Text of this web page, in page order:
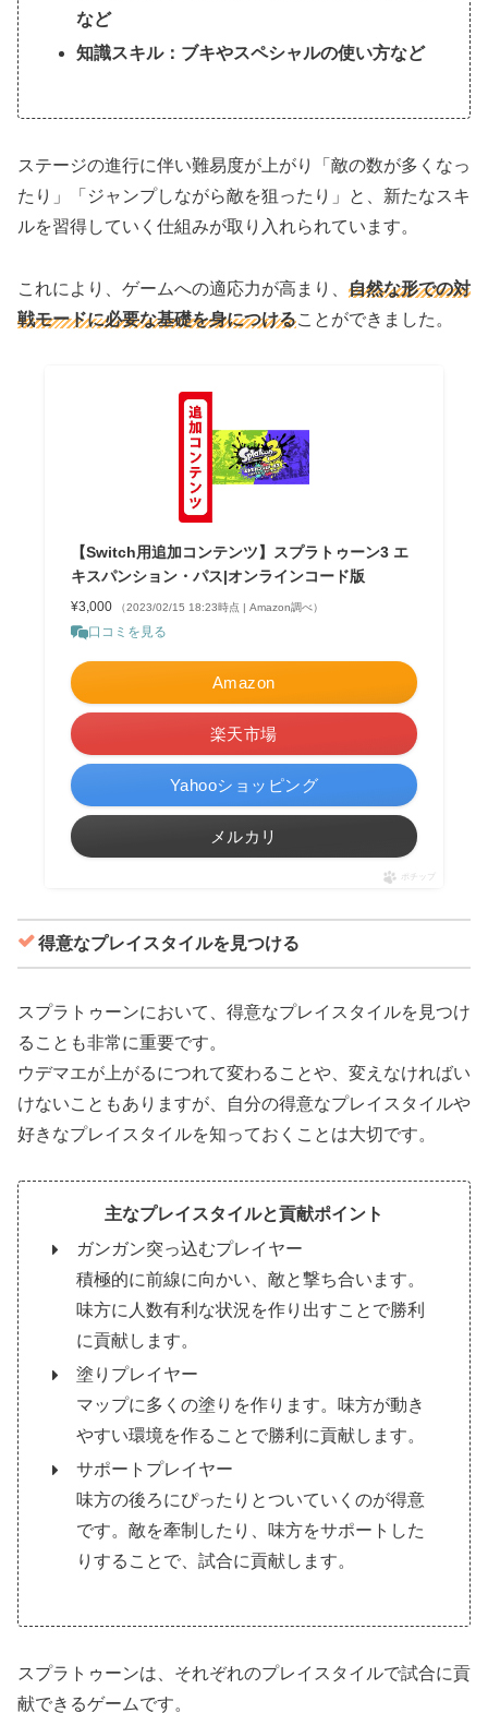
など
知識スキル：ブキやスペシャルの使い方など
ステージの進行に伴い難易度が上がり「敵の数が多くなっ
たり」「ジャンプしながら敵を狙ったり」と、新たなスキ
ルを習得していく仕組みが取り入れられています。
これにより、ゲームへの適応力が高まり、 自然な形での対
戦モードに必要な基礎を身につけることができました。
【Switch用追加コンテンツ】スプラトゥーン3 エ
キスパンション・パス|オンラインコード版
¥3,000 （2023/02/15 18:23時点 | Amazon調べ）
口コミを見る
Amazon
楽天市場
Yahooショッピング
メルカリ
ポチップ
得意なプレイスタイルを見つける
スプラトゥーンにおいて、得意なプレイスタイルを見つけ
ることも非常に重要です。
ウデマエが上がるにつれて変わることや、変えなければい
けないこともありますが、自分の得意なプレイスタイルや
好きなプレイスタイルを知っておくことは大切です。
主なプレイスタイルと貢献ポイント
ガンガン突っ込むプレイヤー
積極的に前線に向かい、敵と撃ち合います。
味方に人数有利な状況を作り出すことで勝利
に貢献します。
塗りプレイヤー
マップに多くの塗りを作ります。味方が動き
やすい環境を作ることで勝利に貢献します。
サポートプレイヤー
味方の後ろにぴったりとついていくのが得意
です。敵を牽制したり、味方をサポートした
りすることで、試合に貢献します。
スプラトゥーンは、それぞれのプレイスタイルで試合に貢
献できるゲームです。